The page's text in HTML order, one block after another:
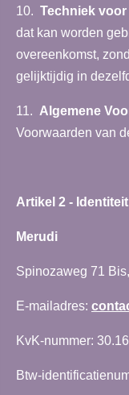
10. Techniek
dat kan worden
overeenkomst,
gelijktijdig in
11. Algemene
Voorwaarden van
Artikel 2 -
Merudi
Spinozaweg 71
E-mailadres:
KvK-nummer:
Btw-